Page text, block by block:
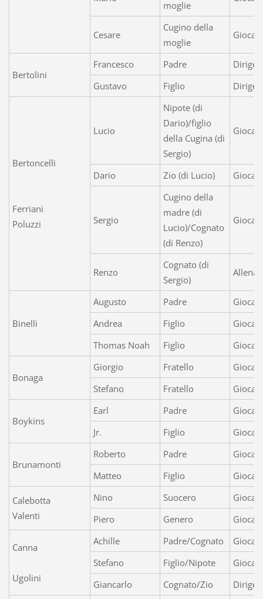
moglie
Cesare
Cugino della
moglie
Bertolini
Francesco Padre
Gustavo
Figlio
Bertoncelli
Ferriani
Poluzzi
Lucio
Nipote (di
Dario)/figlio
della Cugina (di
Sergio)
Dario Zio (di Lucio)
Sergio
Cugino della
madre (di
Lucio)/Cognato
(di Renzo)
Renzo
Cognato (di
Sergio)
Binelli
Augusto Padre
Andrea
Figlio
Thomas Noah
Figlio
Bonaga
Giorgio Fratello
Stefano
Fratello
Boykins
Earl Padre
Jr.
Figlio
Brunamonti
Roberto Padre
Matteo
Figlio
Calebotta
Valenti
Nino Suocero
Piero
Genero
Canna
Ugolini
Achille Padre/Cognato
Stefano
Figlio/Nipote
Giancarlo
Cognato/Zio